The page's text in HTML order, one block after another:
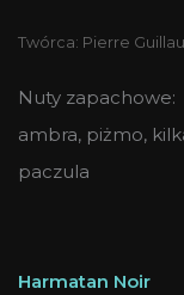
Twórca: Pierre
Nuty zapachowe:
ambra, piżmo,
paczula
Harmatan Noir